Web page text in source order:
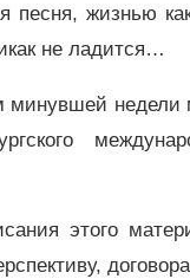
песня, жизнью
не ладится…
минувшей недели
этого